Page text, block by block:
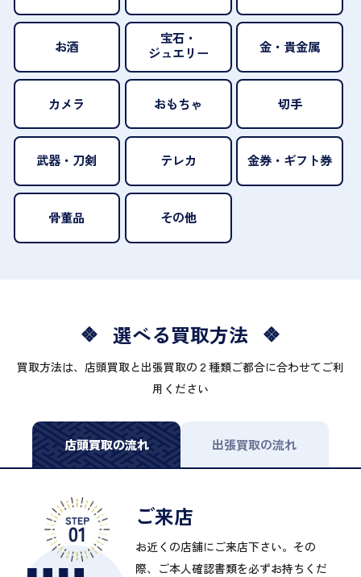
お酒
宝石・
ジュエリー
金・貴金属
カメラ おもちゃ 切手
武器・刀剣 テレカ 金券・ギフト券
骨董品 その他
選べる買取方法
買取方法は、店頭買取と出張買取の２種類ご都合に合わせてご利
用ください
店頭買取の流れ 出張買取の流れ
ご来店
お近くの店舗にご来店下さい。その
際、ご本人確認書類を必ずお持ちくだ